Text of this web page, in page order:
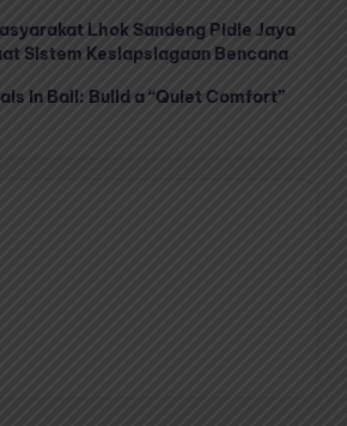
Lhok Sandeng Pidie Jaya
Sistem Kesiapsiagaan Bencana
in Bali: Build a “Quiet Comfort”